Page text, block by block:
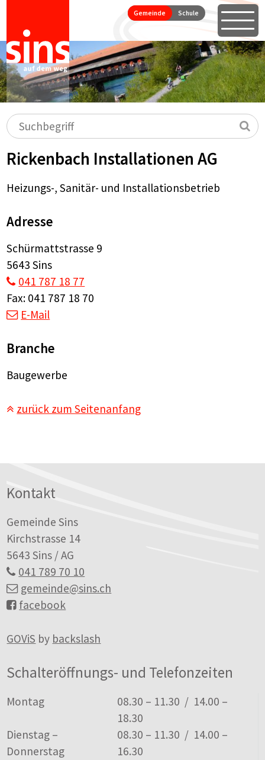
Direkt zum Inhalt springen
Hauptnavigation
Gemeinde Schule
Suchbegriff
Rickenbach Installationen AG
Heizungs-, Sanitär- und Installationsbetrieb
Adresse
Schürmattstrasse 9
5643 Sins
041 787 18 77
Fax: 041 787 18 70
E-Mail
Branche
Baugewerbe
zurück zum Seitenanfang
Kontakt
Gemeinde Sins
Kirchstrasse 14
5643 Sins / AG
041 789 70 10
gemeinde@sins.ch
facebook
GOViS by backslash
Schalteröffnungs- und Telefonzeiten
TagÖffnungszeiten
Montag
08.30 – 11.30 / 14.00 –
18.30
Dienstag –
Donnerstag
08.30 – 11.30 / 14.00 –
16.30